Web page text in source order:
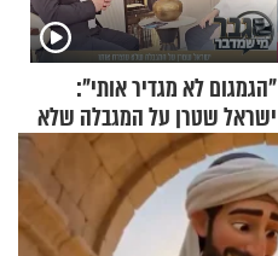
"הגמגום לא מגדיר אותי":
ישראל שטרן על המגבלה שלא
עוצרת אותו